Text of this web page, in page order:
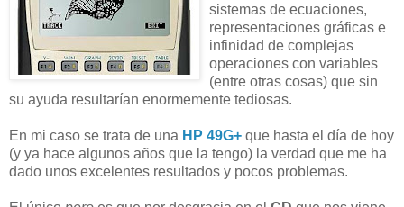
sistemas de ecuaciones,
representaciones gráficas e
infinidad de complejas
operaciones con variables
(entre otras cosas) que sin
su ayuda resultarían enormemente tediosas.
En mi caso se trata de una HP 49G+ que hasta el día de hoy
(y ya hace algunos años que la tengo) la verdad que me ha
dado unos excelentes resultados y pocos problemas.